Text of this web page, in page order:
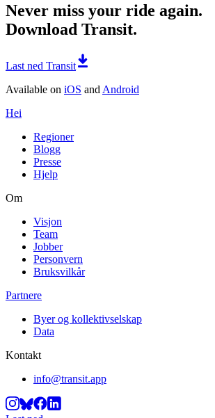
Never miss your ride again.
Download Transit.
Last ned Transit
Available on iOS and Android
Hei
Regioner
Blogg
Presse
Hjelp
Om
Visjon
Team
Jobber
Personvern
Bruksvilkår
Partnere
Byer og kollektivselskap
Data
Kontakt
info@transit.app